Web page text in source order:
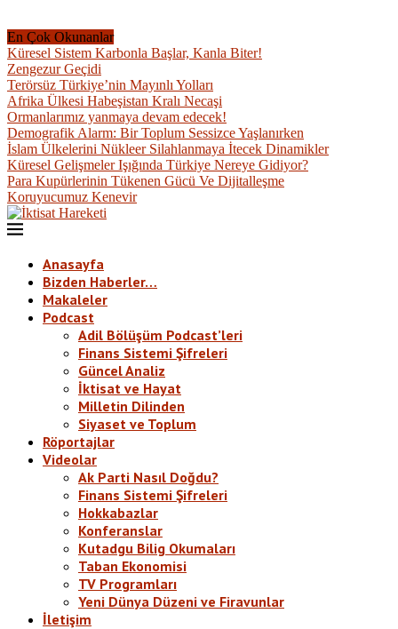
En Çok Okunanlar
Küresel Sistem Karbonla Başlar, Kanla Biter!
Zengezur Geçidi
Terörsüz Türkiye’nin Mayınlı Yolları
Afrika Ülkesi Habeşistan Kralı Necaşi
Ormanlarımız yanmaya devam edecek!
Demografik Alarm: Bir Toplum Sessizce Yaşlanırken
İslam Ülkelerini Nükleer Silahlanmaya İtecek Dinamikler
Küresel Gelişmeler Işığında Türkiye Nereye Gidiyor?
Para Kupürlerinin Tükenen Gücü Ve Dijitalleşme
Koruyucumuz Kenevir
Anasayfa
Bizden Haberler…
Makaleler
Podcast
Adil Bölüşüm Podcast’leri
Finans Sistemi Şifreleri
Güncel Analiz
İktisat ve Hayat
Milletin Dilinden
Siyaset ve Toplum
Röportajlar
Videolar
Ak Parti Nasıl Doğdu?
Finans Sistemi Şifreleri
Hokkabazlar
Konferanslar
Kutadgu Bilig Okumaları
Taban Ekonomisi
TV Programları
Yeni Dünya Düzeni ve Firavunlar
İletişim